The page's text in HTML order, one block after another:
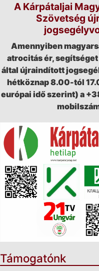
A Kárpátaljai
Szövetség
Amennyiben
atrocitás ér, segítséget
által újraindított
hétköznap 8.00-tól
európai idő szerint) a
Támogatónk